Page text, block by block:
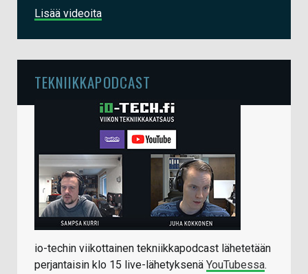
Lisää videoita
TEKNIIKKAPODCAST
io-techin viikottainen tekniikkapodcast lähetetään
perjantaisin klo 15 live-lähetyksenä YouTubessa.